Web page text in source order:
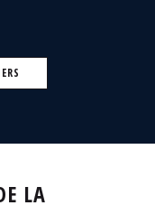
LA